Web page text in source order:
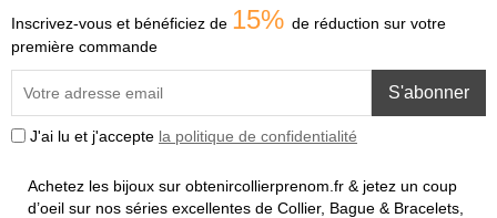
Inscrivez-vous et bénéficiez de 15% de réduction sur votre
première commande
S'abonner
J'ai lu et j'accepte la politique de confidentialité
Achetez les bijoux sur obtenircollierprenom.fr & jetez un coup
d’oeil sur nos séries excellentes de Collier, Bague & Bracelets,